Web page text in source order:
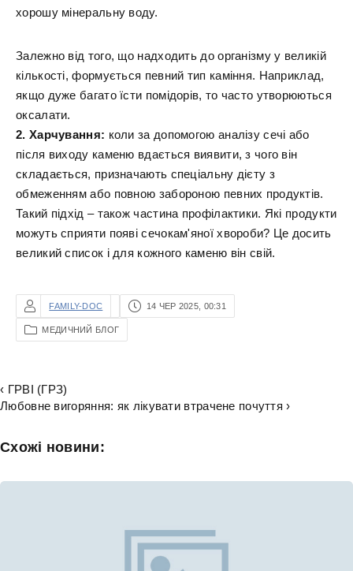
хорошу мінеральну воду.
Залежно від того, що надходить до організму у великій
кількості, формується певний тип каміння. Наприклад,
якщо дуже багато їсти помідорів, то часто утворюються
оксалати.
2. Харчування: коли за допомогою аналізу сечі або
після виходу каменю вдається виявити, з чого він
складається, призначають спеціальну дієту з
обмеженням або повною забороною певних продуктів.
Такий підхід – також частина профілактики. Які продукти
можуть сприяти появі сечокам'яної хвороби? Це досить
великий список і для кожного каменю він свій.
FAMILY-DOC 14 ЧЕР 2025, 00:31
МЕДИЧНИЙ БЛОГ
‹ ГРВІ (ГРЗ)
Любовне вигоряння: як лікувати втрачене почуття ›
Схожі новини: